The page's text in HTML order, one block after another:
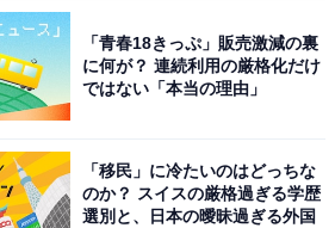
「青春18きっぷ」販売激減の裏
に何が？ 連続利用の厳格化だけ
ではない「本当の理由」
「移民」に冷たいのはどっちな
のか？ スイスの厳格過ぎる学歴
選別と、日本の曖昧過ぎる外国